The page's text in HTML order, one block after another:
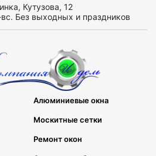
Кутузова, 12
Без выходных и праздников
Алюминиевые окна
Москитные сетки
Ремонт окон